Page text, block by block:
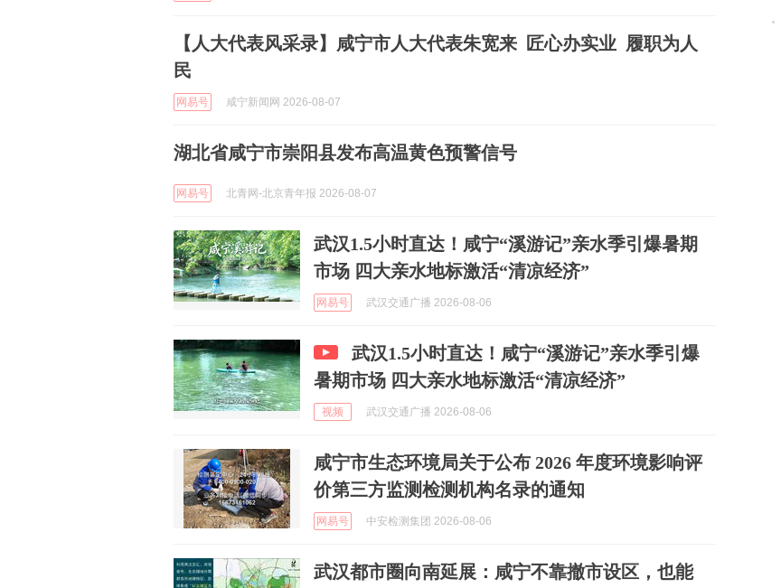
【人大代表风采录】咸宁市人大代表朱宽来 匠心办实业 履职为人
民
网易号 咸宁新闻网 2026-08-07
湖北省咸宁市崇阳县发布高温黄色预警信号
网易号 北青网-北京青年报 2026-08-07
武汉1.5小时直达！咸宁“溪游记”亲水季引爆暑期
市场 四大亲水地标激活“清凉经济”
网易号 武汉交通广播 2026-08-06
武汉1.5小时直达！咸宁“溪游记”亲水季引爆
暑期市场 四大亲水地标激活“清凉经济”
视频 武汉交通广播 2026-08-06
咸宁市生态环境局关于公布 2026 年度环境影响评
价第三方监测检测机构名录的通知
网易号 中安检测集团 2026-08-06
武汉都市圈向南延展：咸宁不靠撤市设区，也能